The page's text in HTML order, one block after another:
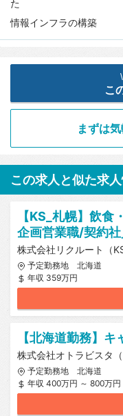
た
情報インフラの構築
まずは
\
こ
この求人と似た求
【KS_札幌】飲
企画営業職/契約社
株式会社リクルート（
予定勤務地 北海道
年収 359万円
【北海道勤務】
株式会社オトラビスタ（
予定勤務地 北海道
年収 400万円 ～ 800万円